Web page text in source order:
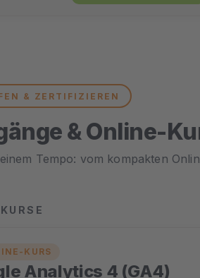
& ZERTIFIZIEREN
& Online-
Tempo: vom kompakten
KURS
Analytics 4 (GA4)